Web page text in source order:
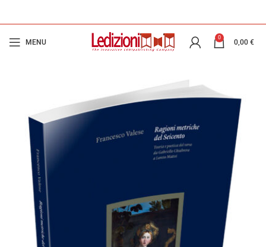
MENU
0
0,00 €